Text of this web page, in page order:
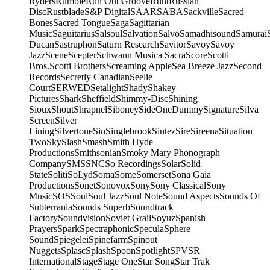
DiscRustbladeS&P DigitalSAARSABASackvilleSacred
BonesSacred TongueSagaSagittarian
MusicSaguitariusSalsoulSalvationSalvoSamadhisoundSamurai
DucanSastruphonSaturn ResearchSavitorSavoySavoy
JazzSceneScepterSchwann Musica SacraScoreScotti
Bros.Scotti BrothersScreaming AppleSea Breeze JazzSecond
RecordsSecretly CanadianSeelie
CourtSERWEDSetalightShadyShakey
PicturesSharkSheffieldShimmy-DiscShining
SiouxShoutShrapnelSiboneySideOneDummySignatureSilva
ScreenSilver
LiningSilvertoneSinSinglebrookSintezSireSireenaSituation
TwoSkySlashSmashSmith Hyde
ProductionsSmithsonianSmoky Mary Phonograph
CompanySMSSNCSo RecordingsSolarSolid
StateSolitiSoLydSomaSomeSomersetSona Gaia
ProductionsSonetSonovoxSonySony ClassicalSony
MusicSOSSoulSoul JazzSoul NoteSound AspectsSounds Of
SubterraniaSounds SuperbSoundtrack
FactorySoundvisionSoviet GrailSoyuzSpanish
PrayersSparkSpectraphonicSpeculaSphere
SoundSpiegeleiSpinefarmSpinout
NuggetsSplascSplashSpoonSpotlightSPVSR
InternationalStageStage OneStar SongStar Trak